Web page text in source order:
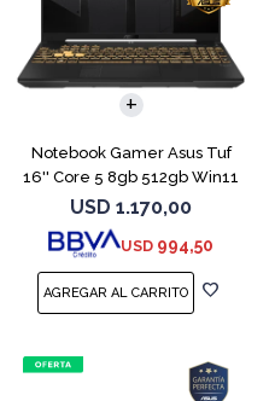
Notebook Gamer Asus Tuf
16'' Core 5 8gb 512gb Win11
Rtx3050
USD 1.170,00
USD 994,50
COMPARAR